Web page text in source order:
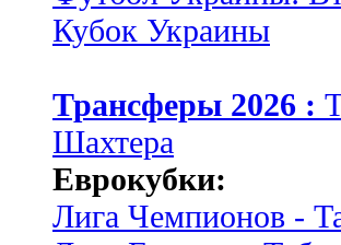
Кубок Украины
Трансферы 2026 :
Шахтера
Еврокубки:
Лига Чемпионов -